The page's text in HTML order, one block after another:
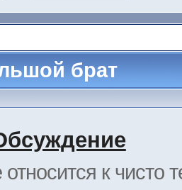
брат
к чисто